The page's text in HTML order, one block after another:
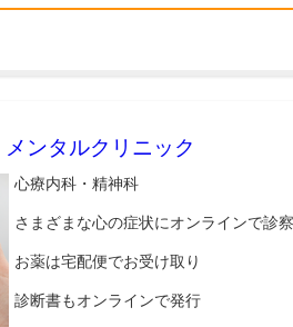
メンタルクリニック
心療内科・精神科
さまざまな心の症状にオンラインで診
お薬は宅配便でお受け取り
診断書もオンラインで発行